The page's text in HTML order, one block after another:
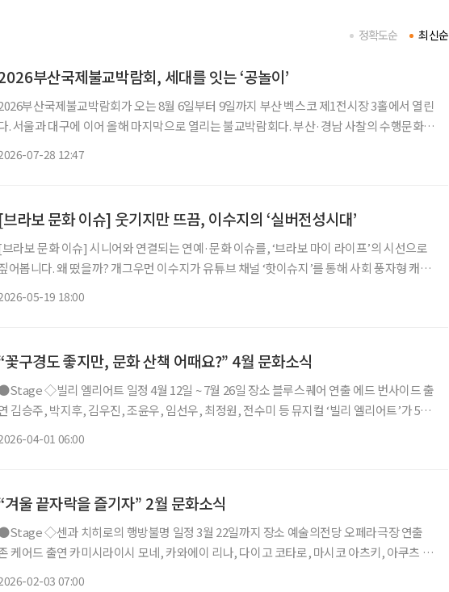
최신순
정확도순
부산국제불교박람회, 세대를 잇는 ‘공놀이’
부산국제불교박람회가 오는 8월 6일부터 9일까지 부산 벡스코 제1전시장 3홀에서 열린
. 서울과 대구에 이어 올해 마지막으로 열리는 불교박람회다. 부산·경남 사찰의 수행문화와
07-28 12:47
[브라보 문화 이슈] 웃기지만 뜨끔, 이수지의 ‘실버전성시대’
라보 문화 이슈] 시니어와 연결되는 연예·문화 이슈를, ‘브라보 마이 라이프’의 시선으로
다. 왜 떴을까? 개그우먼 이수지가 유튜브 채널 ‘핫이슈지’를 통해 사회 풍자형 캐릭
05-19 18:00
꽃구경도 좋지만, 문화 산책 어때요?” 4월 문화소식
빌리 엘리어트 일정 4월 12일 ~ 7월 26일 장소 블루스퀘어 연출 에드 번사이드 출
김승주, 박지후, 김우진, 조윤우, 임선우, 최정원, 전수미 등 뮤지컬 ‘빌리 엘리어트’가 5년
04-01 06:00
겨울 끝자락을 즐기자” 2월 문화소식
센과 치히로의 행방불명 일정 3월 22일까지 장소 예술의전당 오페라극장 연출
케어드 출연 카미시라이시 모네, 카와에이 리나, 다이고 코타로, 마시코 아츠키, 아쿠츠 니
02-03 07:00